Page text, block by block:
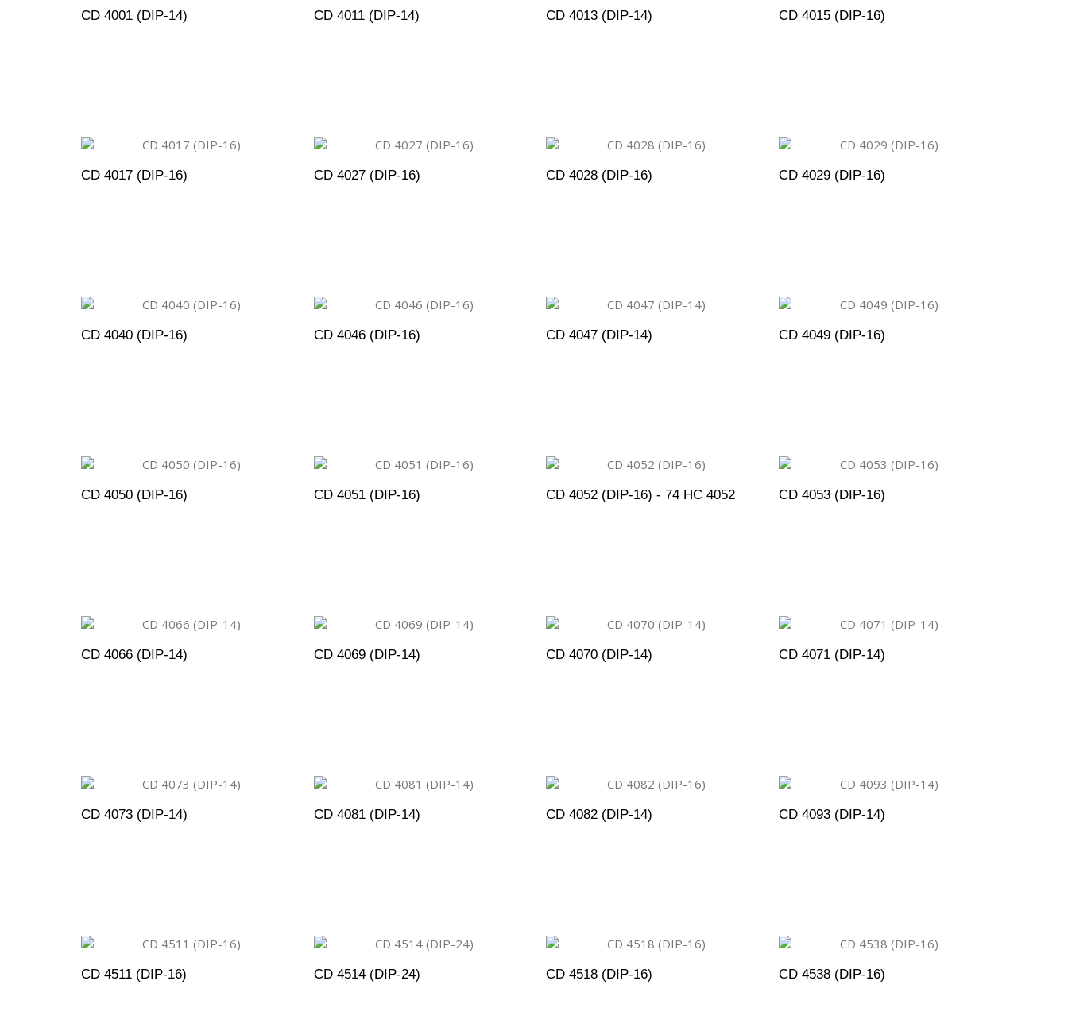
CD 4001 (DIP-14) CD 4011 (DIP-14) CD 4013 (DIP-14) CD 4015 (DIP-16)
CD 4017 (DIP-16) CD 4027 (DIP-16) CD 4028 (DIP-16) CD 4029 (DIP-16)
CD 4040 (DIP-16) CD 4046 (DIP-16) CD 4047 (DIP-14) CD 4049 (DIP-16)
CD 4050 (DIP-16) CD 4051 (DIP-16) CD 4052 (DIP-16) - 74 HC 4052 CD 4053 (DIP-16)
CD 4066 (DIP-14) CD 4069 (DIP-14) CD 4070 (DIP-14) CD 4071 (DIP-14)
CD 4073 (DIP-14) CD 4081 (DIP-14) CD 4082 (DIP-14) CD 4093 (DIP-14)
CD 4511 (DIP-16) CD 4514 (DIP-24) CD 4518 (DIP-16) CD 4538 (DIP-16)